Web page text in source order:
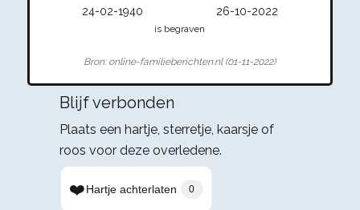
24-02-1940
26-10-2022
is begraven
Bron: online-familieberichten.nl (01-11-2022)
Blijf verbonden
Plaats een hartje, sterretje, kaarsje of
roos voor deze overledene.
❤️Hartje achterlaten 0